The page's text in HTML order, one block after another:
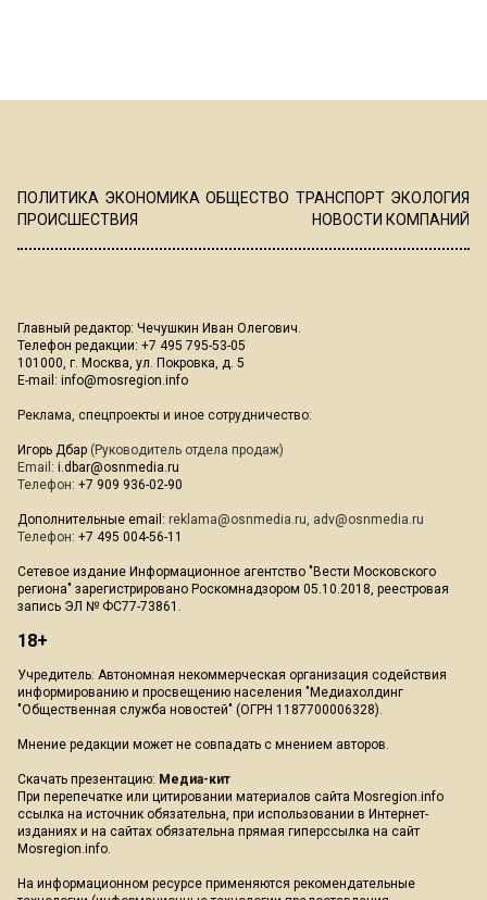
ПОЛИТИКА ЭКОНОМИКА ОБЩЕСТВО ТРАНСПОРТ ЭКОЛОГИЯ
ПРОИСШЕСТВИЯ
НОВОСТИ КОМПАНИЙ
Главный редактор: Чечушкин Иван Олегович.
Телефон редакции: +7 495 795-53-05
101000, г. Москва, ул. Покровка, д. 5
E-mail: info@mosregion.info
Реклама, спецпроекты и иное сотрудничество:
Игорь Дбар (Руководитель отдела продаж)
Email: i.dbar@osnmedia.ru
Телефон: +7 909 936-02-90
Дополнительные email: reklama@osnmedia.ru, adv@osnmedia.ru
Телефон: +7 495 004-56-11
Сетевое издание Информационное агентство "Вести Московского
региона" зарегистрировано Роскомнадзором 05.10.2018, реестровая
запись ЭЛ № ФС77-73861.
18+
Учредитель: Автономная некоммерческая организация содействия
информированию и просвещению населения "Медиахолдинг
"Общественная служба новостей" (ОГРН 1187700006328).
Мнение редакции может не совпадать с мнением авторов.
Скачать презентацию: Медиа-кит
При перепечатке или цитировании материалов сайта Mosregion.info
ссылка на источник обязательна, при использовании в Интернет-
изданиях и на сайтах обязательна прямая гиперссылка на сайт
Mosregion.info.
На информационном ресурсе применяются рекомендательные